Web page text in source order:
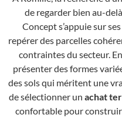
de regarder bien au-
Concept s’appuie sur
repérer des parcelles
contraintes du secteur.
présenter des formes
des sols qui méritent une
de sélectionner un achat
confortable pour